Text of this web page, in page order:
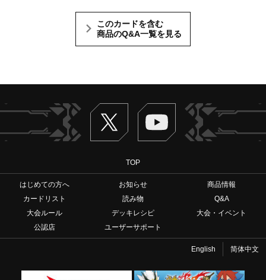
このカードを含む
商品のQ&A一覧を見る
Twitter ヴァンガードch
TOP
はじめての方へ お知らせ
商品情報
カードリスト
読み物
Q&A
大会ルール
デッキレシピ
大会・イベント
公認店
ユーザーサポート
English 简体中文